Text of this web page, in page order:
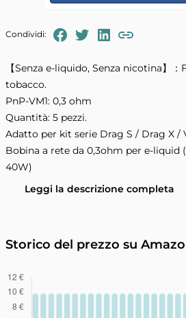
Condividi: FaceBook
TwitterLinkedIn
【Senza e-liquido, Senza nicotina】
tobacco.
PnP-VM1: 0,3 ohm
Quantità: 5 pezzi.
Adatto per kit serie Drag S / Drag X /
Bobina a rete da 0,3ohm per e-liquid
40W)
Leggi la descrizione completa
Storico del prezzo su